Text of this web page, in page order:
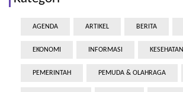
AGENDA ARTIKEL BERITA
EKONOMI INFORMASI KESEHATAN
PEMERINTAH PEMUDA & OLAHRAGA